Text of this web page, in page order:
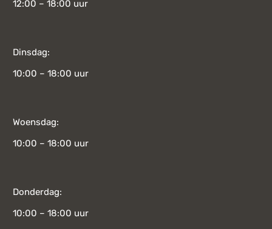
12:00 – 18:00 uur
Dinsdag:
10:00 – 18:00 uur
Woensdag:
10:00 – 18:00 uur
Donderdag:
10:00 – 18:00 uur